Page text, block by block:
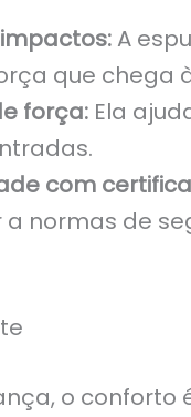
A
que chega
força: Ela
com
normas de
o conforto